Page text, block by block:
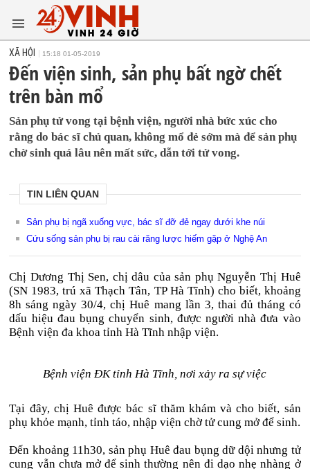
XÃ HỘI 15:18 01-05-2019
Đến viện sinh, sản phụ bất ngờ chết
trên bàn mổ
Sản phụ tử vong tại bệnh viện, người nhà bức xúc cho
rằng do bác sĩ chủ quan, không mổ đẻ sớm mà để sản phụ
chờ sinh quá lâu nên mất sức, dẫn tới tử vong.
TIN LIÊN QUAN
Sản phụ bị ngã xuống vực, bác sĩ đỡ đẻ ngay dưới khe núi
Cứu sống sản phụ bị rau cài răng lược hiếm gặp ở Nghệ An
Chị Dương Thị Sen, chị dâu của sản phụ Nguyễn Thị Huê
(SN 1983, trú xã Thạch Tân, TP Hà Tĩnh) cho biết, khoảng
8h sáng ngày 30/4, chị Huê mang lần 3, thai đủ tháng có
dấu hiệu đau bụng chuyển sinh, được người nhà đưa vào
Bệnh viện đa khoa tỉnh Hà Tĩnh nhập viện.
Bệnh viện ĐK tỉnh Hà Tĩnh, nơi xảy ra sự việc
Tại đây, chị Huê được bác sĩ thăm khám và cho biết, sản
phụ khỏe mạnh, tỉnh táo, nhập viện chờ tử cung mở để sinh.
Đến khoảng 11h30, sản phụ Huê đau bụng dữ dội nhưng tử
cung vẫn chưa mở để sinh thường nên đi dạo nhẹ nhàng ở